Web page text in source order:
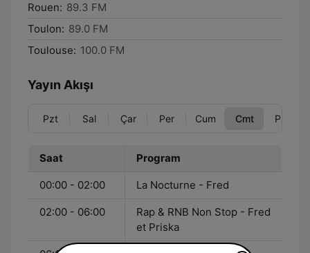
Rouen: 89.3 FM
Toulon: 89.0 FM
Toulouse: 100.0 FM
Yayın Akışı
Pzt Sal Çar Per Cum Cmt Paz
Saat Program
00:00 - 02:00 La Nocturne - Fred
02:00 - 06:00
Rap & RNB Non Stop - Fred
et Priska